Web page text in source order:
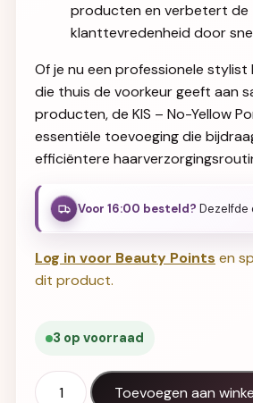
producten en verbetert de
klanttevredenheid door
Of je nu een professionele
die thuis de voorkeur geeft aan
producten, de KIS – No-Yellow
essentiële toevoeging die
efficiëntere
Voor 16:00 besteld? Dezelfde
Log in voor Beauty Points en
dit product.
3 op voorraad
KIS No-Yellow Pomp aantal
Toevoegen aan